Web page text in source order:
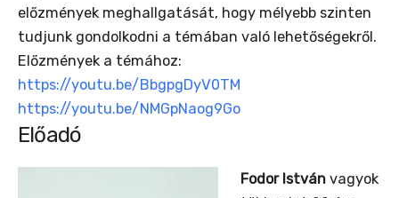
előzmények meghallgatását, hogy mélyebb szinten
tudjunk gondolkodni a témában való lehetőségekről.
Előzmények a témához:
https://youtu.be/BbgpgDyV0TM
https://youtu.be/NMGpNaog9Go
Előadó
Fodor Istvánvagyok